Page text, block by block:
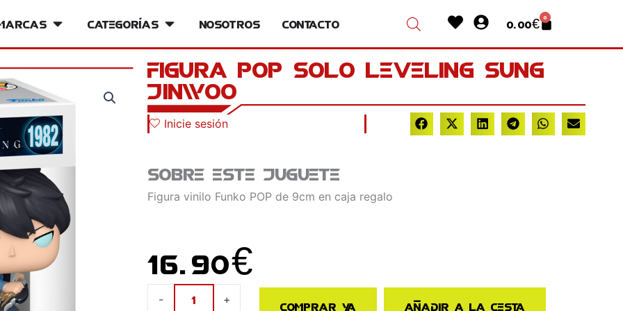
Open MarcasCategorías Open Categorías
Nosotros Contacto HeartUser-
circle
0.00€ 0
Cart
Figura POP Solo Leveling Sung
Jinwoo
Inicie sesión
Sobre este juguete
Figura vinilo Funko POP de 9cm en caja regalo
16.90€
- + Comprar ya Añadir a la cesta